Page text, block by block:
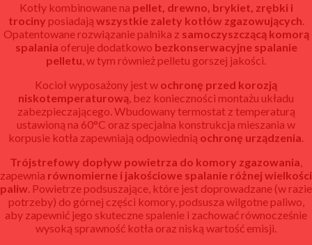
Kotły kombinowane na pellet, drewno, brykiet, zrębki i
trociny posiadają wszystkie zalety kotłów zgazowujących.
Opatentowane rozwiązanie palnika z samoczyszczącą komorą
spalania oferuje dodatkowo bezkonserwacyjne spalanie
pelletu, w tym również pelletu gorszej jakości.
Kocioł wyposażony jest w ochronę przed korozją
niskotemperaturową, bez konieczności montażu układu
zabezpieczającego. Wbudowany termostat z temperaturą
ustawioną na 60°C oraz specjalna konstrukcja mieszania w
korpusie kotła zapewniają odpowiednią ochronę urządzenia.
Trójstrefowy dopływ powietrza do komory zgazowania,
zapewnia równomierne i jakościowe spalanie różnej wielkości
paliw. Powietrze podsuszające, które jest doprowadzane (w razie
potrzeby) do górnej części komory, podsusza wilgotne paliwo,
aby zapewnić jego skuteczne spalenie i zachować równocześnie
wysoką sprawność kotła oraz niską wartość emisji.